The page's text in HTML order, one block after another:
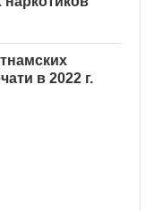
в 2022 г.